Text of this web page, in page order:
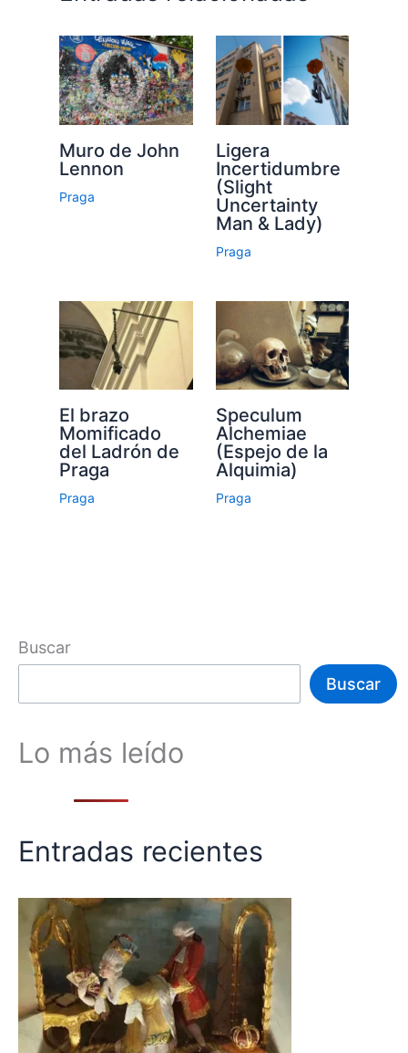
Muro de John
Lennon
Praga
Ligera
Incertidumbre
(Slight
Uncertainty
Man & Lady)
Praga
El brazo
Momificado
del Ladrón de
Praga
Praga
Speculum
Alchemiae
(Espejo de la
Alquimia)
Praga
Buscar
Buscar
Lo más leído
Entradas recientes